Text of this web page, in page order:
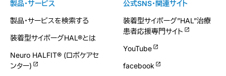
製品・サービス
製品・サービスを検索する
装着型サイボーグHAL®とは
Neuro HALFIT® (ロボケアセ
ンター)
公式SNS・関連サイト
装着型サイボーグ”HAL”治療
患者応援専門サイト
YouTube
facebook